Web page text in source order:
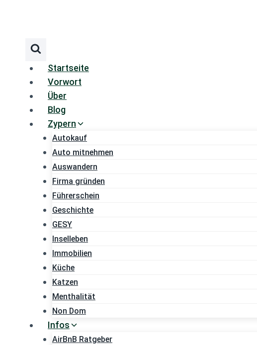
Startseite
Vorwort
Über
Blog
Zypern
Autokauf
Auto mitnehmen
Auswandern
Firma gründen
Führerschein
Geschichte
GESY
Inselleben
Immobilien
Küche
Katzen
Menthalität
Non Dom
Infos
AirBnB Ratgeber